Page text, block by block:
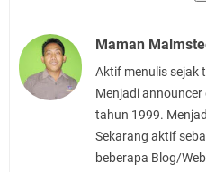
Maman
Aktif menulis sejak
Menjadi announcer
tahun 1999.
Sekarang aktif
beberapa Blog/